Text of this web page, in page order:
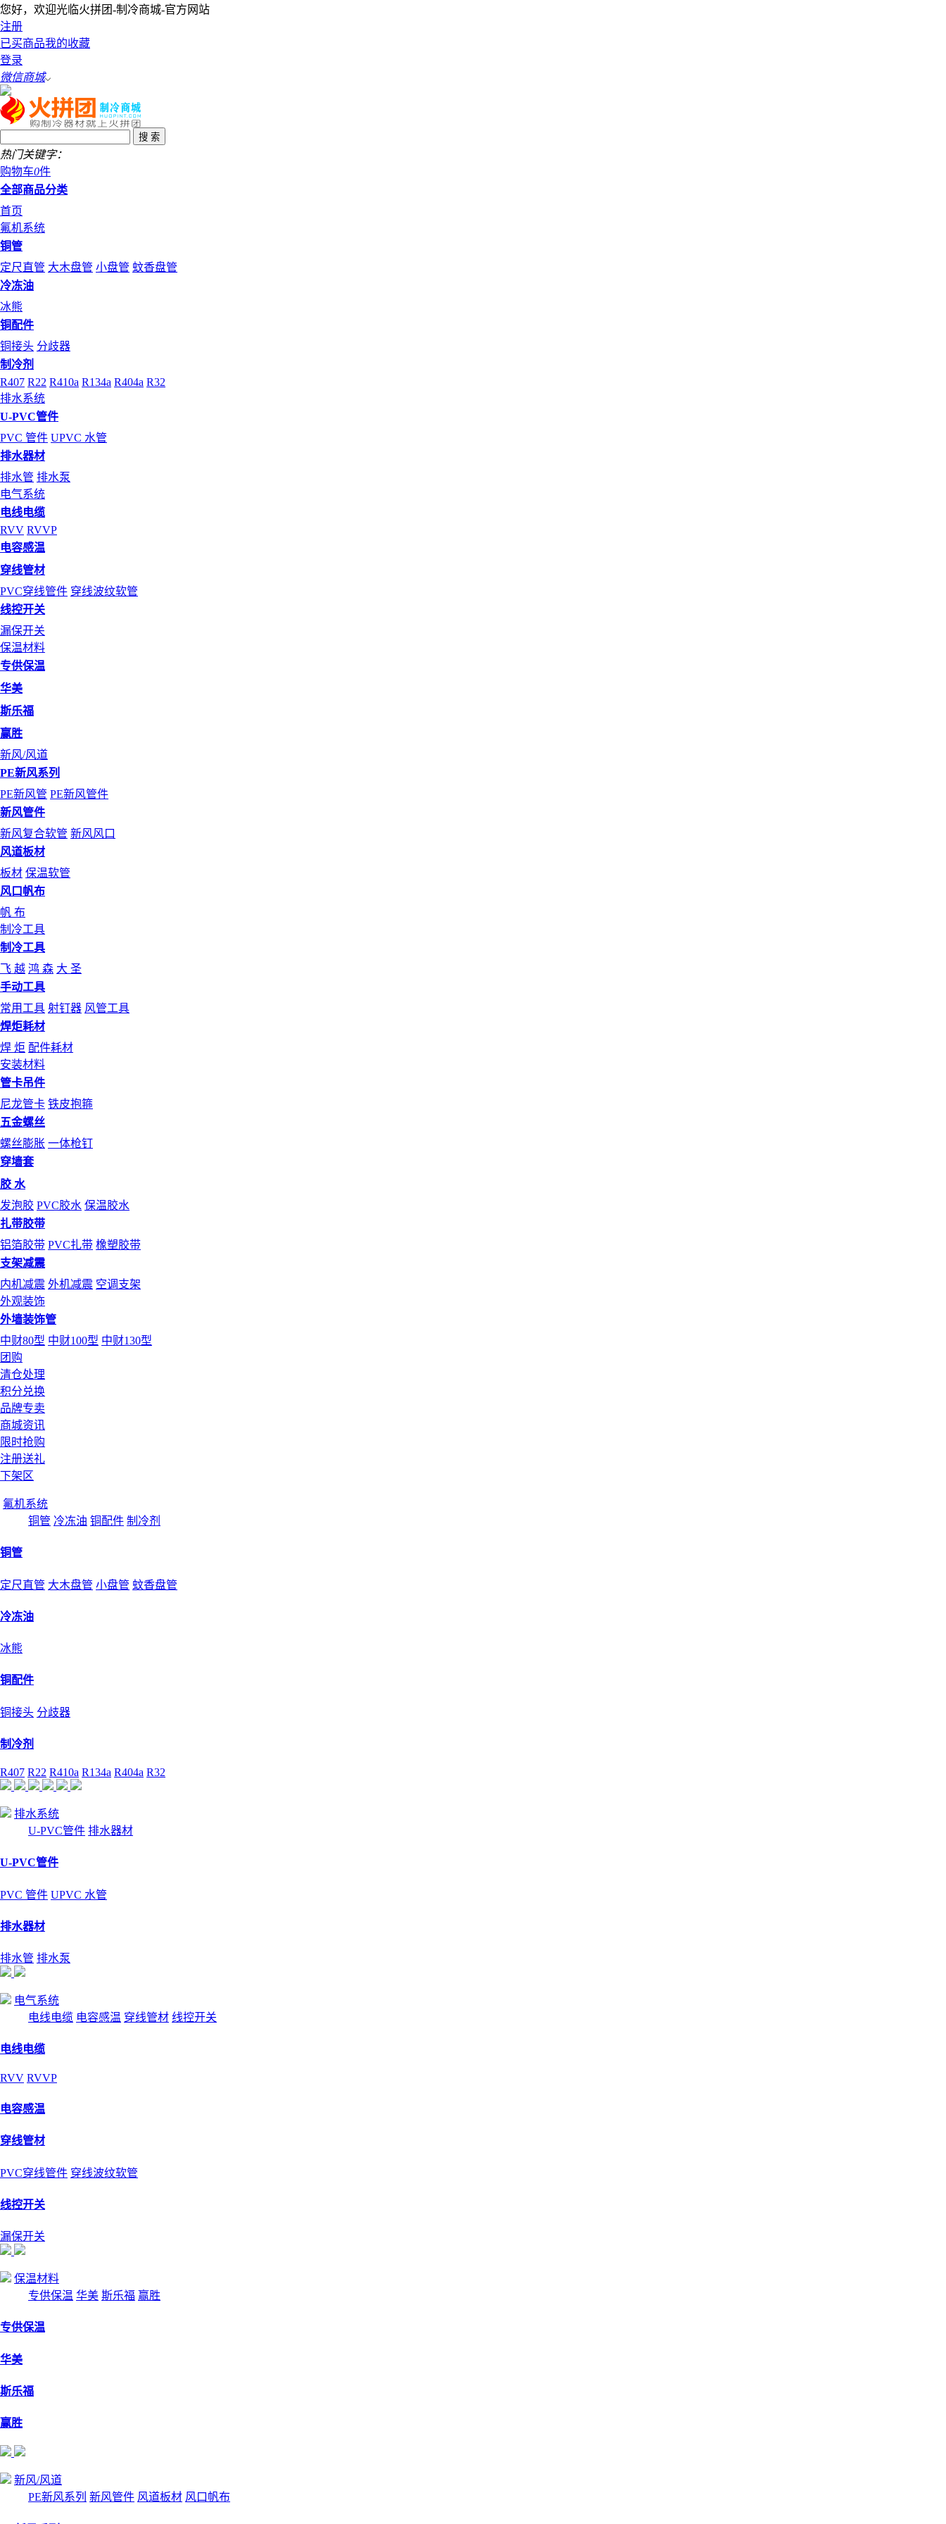
您好，欢迎光临火拼团-制冷商城-官方网站
注册
已买商品我的收藏
登录
微信商城
热门关键字：
购物车0件
全部商品分类
首页
氟机系统
铜管
定尺直管 大木盘管 小盘管 蚊香盘管
冷冻油
冰熊
铜配件
铜接头 分歧器
制冷剂
R407 R22 R410a R134a R404a R32
排水系统
U-PVC管件
PVC 管件 UPVC 水管
排水器材
排水管 排水泵
电气系统
电线电缆
RVV RVVP
电容感温
穿线管材
PVC穿线管件 穿线波纹软管
线控开关
漏保开关
保温材料
专供保温
华美
斯乐福
赢胜
新风/风道
PE新风系列
PE新风管 PE新风管件
新风管件
新风复合软管 新风风口
风道板材
板材 保温软管
风口帆布
帆 布
制冷工具
制冷工具
飞 越 鸿 森 大 圣
手动工具
常用工具 射钉器 风管工具
焊炬耗材
焊 炬 配件耗材
安装材料
管卡吊件
尼龙管卡 铁皮抱箍
五金螺丝
螺丝膨胀 一体枪钉
穿墙套
胶 水
发泡胶 PVC胶水 保温胶水
扎带胶带
铝箔胶带 PVC扎带 橡塑胶带
支架减震
内机减震 外机减震 空调支架
外观装饰
外墙装饰管
中财80型 中财100型 中财130型
团购
清仓处理
积分兑换
品牌专卖
商城资讯
限时抢购
注册送礼
下架区
氟机系统
铜管 冷冻油 铜配件 制冷剂
铜管
定尺直管 大木盘管 小盘管 蚊香盘管
冷冻油
冰熊
铜配件
铜接头 分歧器
制冷剂
R407 R22 R410a R134a R404a R32
排水系统
U-PVC管件 排水器材
U-PVC管件
PVC 管件 UPVC 水管
排水器材
排水管 排水泵
电气系统
电线电缆 电容感温 穿线管材 线控开关
电线电缆
RVV RVVP
电容感温
穿线管材
PVC穿线管件 穿线波纹软管
线控开关
漏保开关
保温材料
专供保温 华美 斯乐福 赢胜
专供保温
华美
斯乐福
赢胜
新风/风道
PE新风系列 新风管件 风道板材 风口帆布